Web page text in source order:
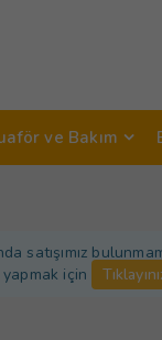
ve Bakım
satışımız
için